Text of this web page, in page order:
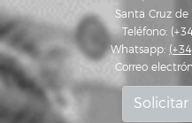
Santa Cruz de
Teléfono:
Whatsapp:
Correo